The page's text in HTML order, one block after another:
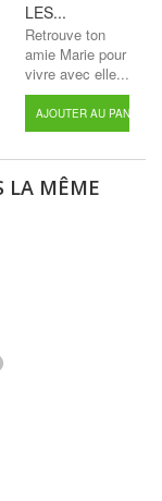
LES...
Retrouve ton
amie Marie pour
vivre avec elle...
AJOUTER AU PANIER
LA MÊME